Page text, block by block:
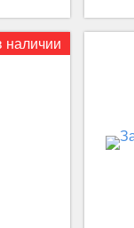
наличии